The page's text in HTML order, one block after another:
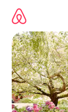
direct
naar
inhoud